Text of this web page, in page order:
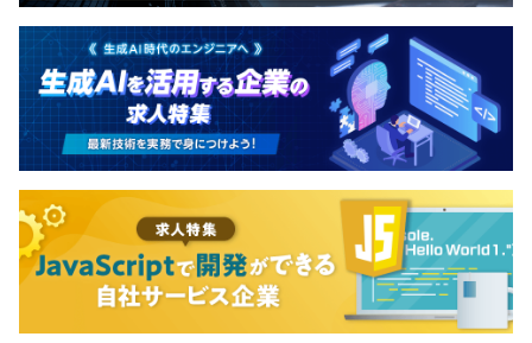
無期雇用
試用期間3カ月（期間中同条件）